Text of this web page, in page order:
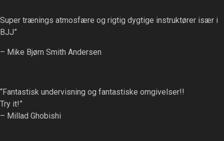
Super trænings atmosfære og rigtig dygtige instruktører især i
BJJ”
– Mike Bjørn Smith Andersen
“Fantastisk undervisning og fantastiske omgivelser!!
Try it!”
– Millad Ghobishi